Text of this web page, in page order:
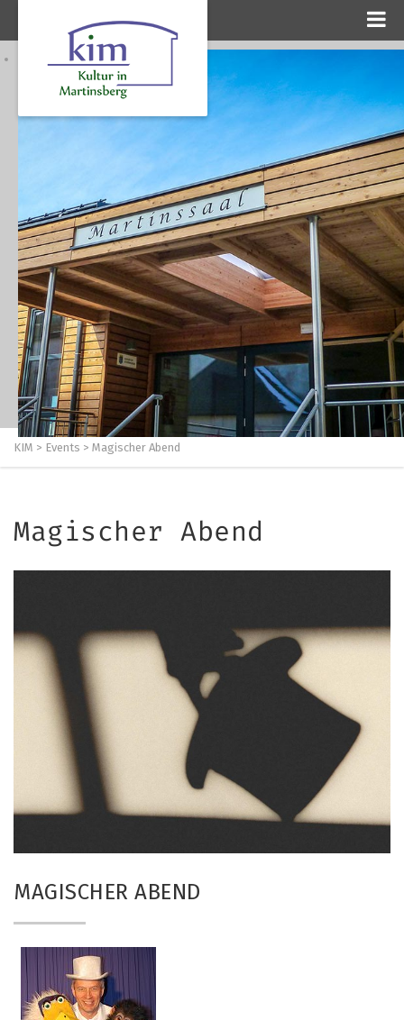
KIM > Events > Magischer Abend
Magischer Abend
MAGISCHER ABEND